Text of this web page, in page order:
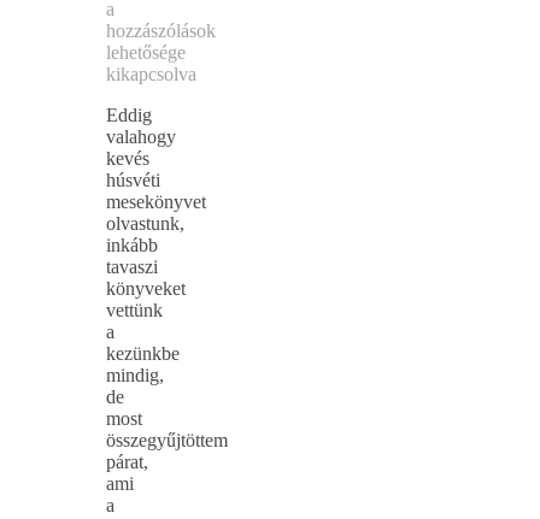
a
hozzászólások
lehetősége
kikapcsolva
Eddig
valahogy
kevés
húsvéti
mesekönyvet
olvastunk,
inkább
tavaszi
könyveket
vettünk
a
kezünkbe
mindig,
de
most
összegyűjtöttem
párat,
ami
a